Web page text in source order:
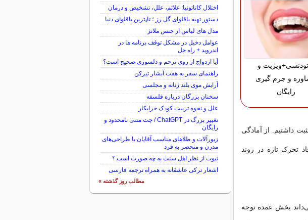
و
و جرم گیری
رایگان
داشتیم. از آمادگی
تحرک تازه در روند
بخش عمده توجه
اختلال کاتاتونیا: علائم، علل، تشخیص و درمان
دستور تهیه باقلوای گل رز ؛ تاپترین باقلوای دنیا
مدل های لباس از جنس ملانژ
عوامل دخیل در مشکل توقف برنامه ها در
اندروید + راه حل
آیا ازدواج از روی ترحم و دلسوزی صحیح است؟
راهنمای سفر به هفت آبشار تیرکن
آرایش موی بلند زنانه و مجلسی
سخنان بزرگان درباره فلسفه
علل و نحوه تربیت کودک خرابکار
تغییر بزرگ در ChatGPT / چت متنی نامحدود و
رایگان
زیورآلات و طلاهای مناسب آقایان با طراحی‌های
مدرن و منحصر به فرد
نبوت از نظر اهل سنت به چه صورت است ؟
اشعار ترکی عاشقانه به همراه ترجمه فارسی
مطالب روز گذشته »